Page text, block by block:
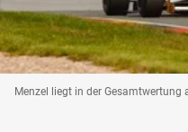
Menzel liegt in der Gesamtwertung